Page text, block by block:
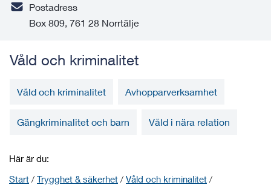
Postadress
Box 809, 761 28 Norrtälje
Våld och kriminalitet
Våld och kriminalitet Avhopparverksamhet
Gängkriminalitet och barn Våld i nära relation
Här är du:
Start / Trygghet & säkerhet / Våld och kriminalitet /